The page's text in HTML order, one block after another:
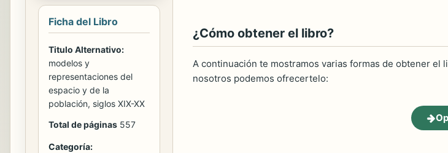
Ficha del Libro
Titulo Alternativo:
modelos y
representaciones del
espacio y de la
población, siglos XIX-XX
Total de páginas 557
Categoría:
¿Cómo obtener el libro?
A continuación te mostramos varias formas de obtener
nosotros podemos ofrecertelo: